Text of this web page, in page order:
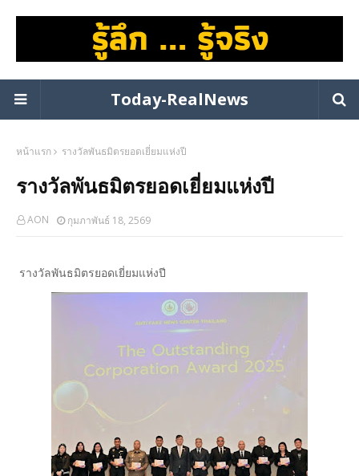
Today-RealNews
หน้าแรก รางวัลพันธมิตรยอดเยี่ยมแห่งปี
รางวัลพันธมิตรยอดเยี่ยมแห่งปี
AON กุมภาพันธ์ 18, 2569
รางวัลพันธมิตรยอดเยี่ยมแห่งปี